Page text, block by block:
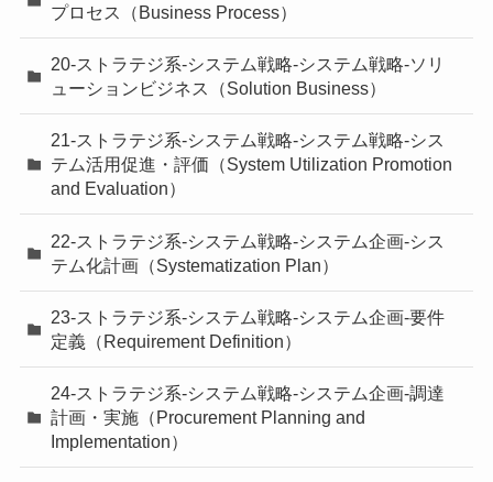
プロセス（Business Process）
20-ストラテジ系-システム戦略-システム戦略-ソリ
ューションビジネス（Solution Business）
21-ストラテジ系-システム戦略-システム戦略-シス
テム活用促進・評価（System Utilization Promotion
and Evaluation）
22-ストラテジ系-システム戦略-システム企画-シス
テム化計画（Systematization Plan）
23-ストラテジ系-システム戦略-システム企画-要件
定義（Requirement Definition）
24-ストラテジ系-システム戦略-システム企画-調達
計画・実施（Procurement Planning and
Implementation）